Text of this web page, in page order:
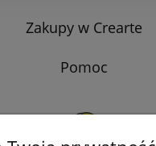
Zakupy w Crearte
Pomoc